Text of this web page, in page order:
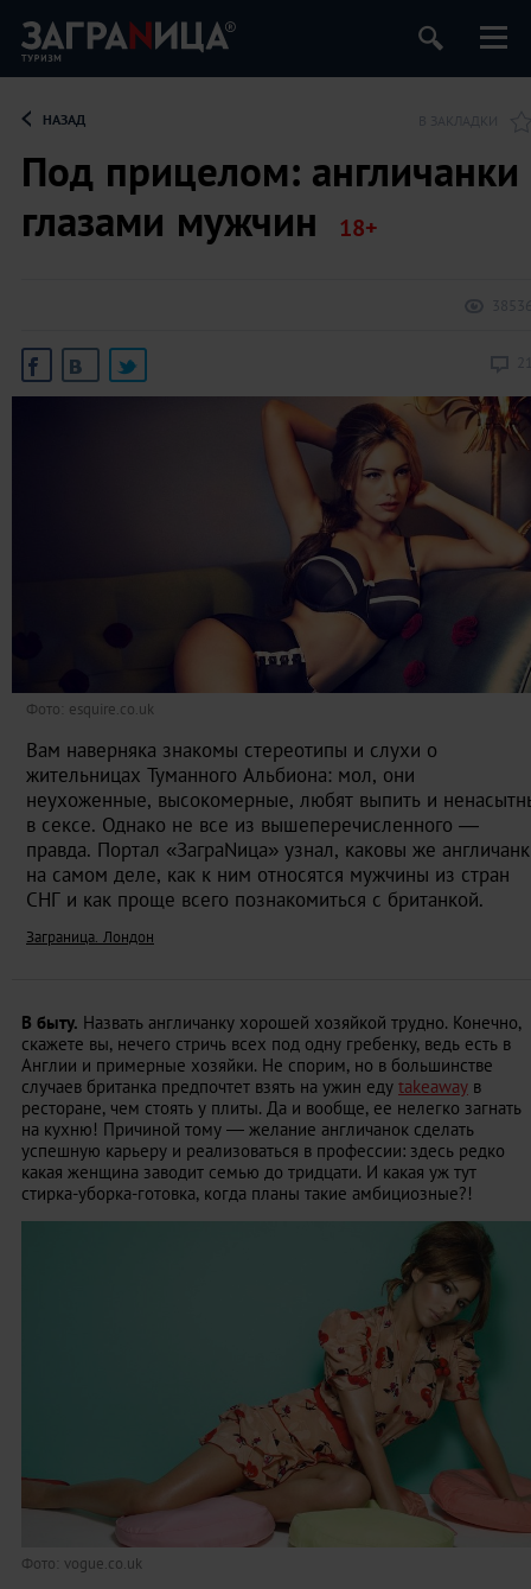
НАЗАД
Под прицелом: англичанки
глазами мужчин
Фото: esquire.co.uk
Вам наверняка знакомы стереотипы и слухи о
жительницах Туманного Альбиона: мол, они
неухоженные, высокомерные, любят выпить и
в сексе. Однако не все из вышеперечисленного —
правда. Портал «ЗаграNица» узнал, каковы же
на самом деле, как к ним относятся мужчины из стран
СНГ и как проще всего познакомиться с британкой.
Заграница. Лондон
В быту. Назвать англичанку хорошей хозяйкой трудно. Конечно,
скажете вы, нечего стричь всех под одну гребенку, ведь есть в
Англии и примерные хозяйки. Не спорим, но в большинстве
случаев британка предпочтет взять на ужин еду takeaway в
ресторане, чем стоять у плиты. Да и вообще, ее нелегко загнать
на кухню! Причиной тому — желание англичанок сделать
успешную карьеру и реализоваться в профессии: здесь редко
какая женщина заводит семью до тридцати. И какая уж тут
стирка-уборка-готовка, когда планы такие амбициозные?!
Фото: vogue.co.uk